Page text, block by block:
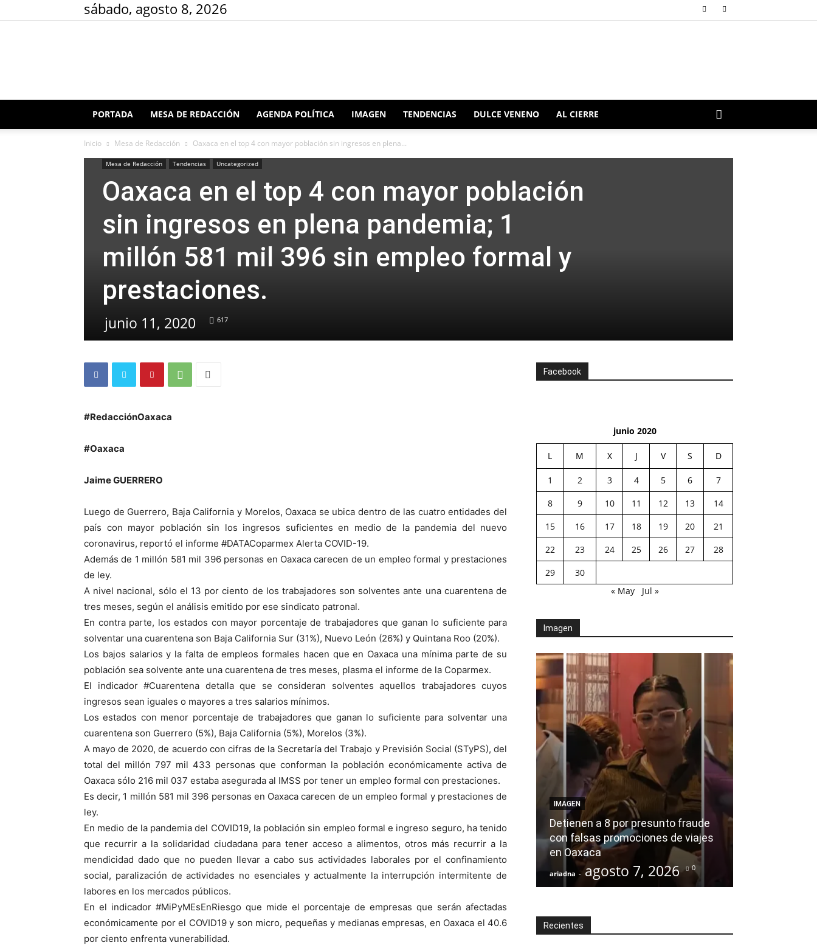
sábado, agosto 8, 2026
Redacción
PORTADA MESA DE REDACCIÓN AGENDA POLÍTICA IMAGEN TENDENCIAS DULCE VENENO AL CIERRE
Inicio Mesa de Redacción Oaxaca en el top 4 con mayor población sin ingresos en plena...
Mesa de Redacción Tendencias Uncategorized
Oaxaca en el top 4 con mayor población
sin ingresos en plena pandemia; 1
millón 581 mil 396 sin empleo formal y
prestaciones.
junio 11, 2020 617
#RedacciónOaxaca
#Oaxaca
Jaime GUERRERO
Luego de Guerrero, Baja California y Morelos, Oaxaca se ubica dentro de las cuatro entidades del
país con mayor población sin los ingresos suficientes en medio de la pandemia del nuevo
coronavirus, reportó el informe #DATACoparmex Alerta COVID-19.
Además de 1 millón 581 mil 396 personas en Oaxaca carecen de un empleo formal y prestaciones
de ley.
A nivel nacional, sólo el 13 por ciento de los trabajadores son solventes ante una cuarentena de
tres meses, según el análisis emitido por ese sindicato patronal.
En contra parte, los estados con mayor porcentaje de trabajadores que ganan lo suficiente para
solventar una cuarentena son Baja California Sur (31%), Nuevo León (26%) y Quintana Roo (20%).
Los bajos salarios y la falta de empleos formales hacen que en Oaxaca una mínima parte de su
población sea solvente ante una cuarentena de tres meses, plasma el informe de la Coparmex.
El indicador #Cuarentena detalla que se consideran solventes aquellos trabajadores cuyos
ingresos sean iguales o mayores a tres salarios mínimos.
Los estados con menor porcentaje de trabajadores que ganan lo suficiente para solventar una
cuarentena son Guerrero (5%), Baja California (5%), Morelos (3%).
A mayo de 2020, de acuerdo con cifras de la Secretaría del Trabajo y Previsión Social (STyPS), del
total del millón 797 mil 433 personas que conforman la población económicamente activa de
Oaxaca sólo 216 mil 037 estaba asegurada al IMSS por tener un empleo formal con prestaciones.
Es decir, 1 millón 581 mil 396 personas en Oaxaca carecen de un empleo formal y prestaciones de
ley.
En medio de la pandemia del COVID19, la población sin empleo formal e ingreso seguro, ha tenido
que recurrir a la solidaridad ciudadana para tener acceso a alimentos, otros más recurrir a la
mendicidad dado que no pueden llevar a cabo sus actividades laborales por el confinamiento
social, paralización de actividades no esenciales y actualmente la interrupción intermitente de
labores en los mercados públicos.
En el indicador #MiPyMEsEnRiesgo que mide el porcentaje de empresas que serán afectadas
económicamente por el COVID19 y son micro, pequeñas y medianas empresas, en Oaxaca el 40.6
por ciento enfrenta vunerabilidad.
Facebook
junio 2020
L M X J V S D
1 2 3 4 5 6
7
8
9 10 11 12 13
14
15
16 17 18 19 20
21
22
23 24 25 26 27
28
29
30
« May
Jul »
Imagen
IMAGEN
Detienen a 8 por presunto fraude
con falsas promociones de viajes
en Oaxaca
ariadna - agosto 7, 2026 0
Recientes